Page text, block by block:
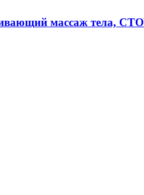
массаж тела,